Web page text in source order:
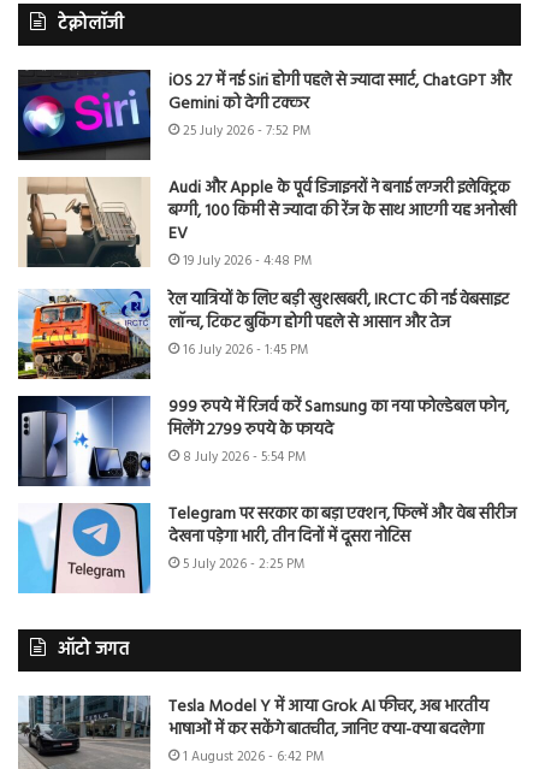
टेक्नोलॉजी
iOS 27 में नई Siri होगी पहले से ज्यादा स्मार्ट, ChatGPT और
Gemini को देगी टक्कर
25 July 2026 - 7:52 PM
Audi और Apple के पूर्व डिजाइनरों ने बनाई लग्जरी इलेक्ट्रिक
बग्गी, 100 किमी से ज्यादा की रेंज के साथ आएगी यह अनोखी
EV
19 July 2026 - 4:48 PM
रेल यात्रियों के लिए बड़ी खुशखबरी, IRCTC की नई वेबसाइट
लॉन्च, टिकट बुकिंग होगी पहले से आसान और तेज
16 July 2026 - 1:45 PM
999 रुपये में रिजर्व करें Samsung का नया फोल्डेबल फोन,
मिलेंगे 2799 रुपये के फायदे
8 July 2026 - 5:54 PM
Telegram पर सरकार का बड़ा एक्शन, फिल्में और वेब सीरीज
देखना पड़ेगा भारी, तीन दिनों में दूसरा नोटिस
5 July 2026 - 2:25 PM
ऑटो जगत
Tesla Model Y में आया Grok AI फीचर, अब भारतीय
भाषाओं में कर सकेंगे बातचीत, जानिए क्या-क्या बदलेगा
1 August 2026 - 6:42 PM